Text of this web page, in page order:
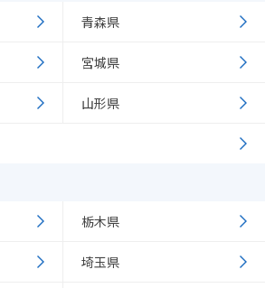
青森県
宮城県
山形県
栃木県
埼玉県